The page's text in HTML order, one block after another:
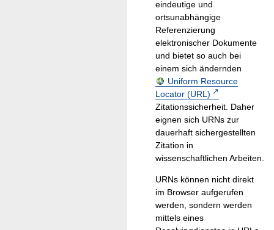
eindeutige und
ortsunabhängige
Referenzierung
elektronischer Dokumente
und bietet so auch bei
einem sich ändernden
Uniform Resource
Locator (URL)
Zitationssicherheit. Daher
eignen sich URNs zur
dauerhaft sichergestellten
Zitation in
wissenschaftlichen Arbeiten.
URNs können nicht direkt
im Browser aufgerufen
werden, sondern werden
mittels eines